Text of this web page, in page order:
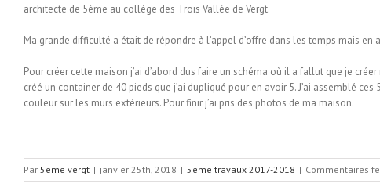
architecte de 5ème au collège des Trois Vallée de Vergt.
Ma grande difficulté a était de répondre à l’appel d’offre dans les temps mais
Pour créer cette maison j’ai d’abord dus faire un schéma où il a fallut que je
créé un container de 40 pieds que j’ai dupliqué pour en avoir 5. J’ai assemblé
couleur sur les murs extérieurs. Pour finir j’ai pris des photos de ma maison.
Par 5eme vergt | janvier 25th, 2018 | 5eme travaux 2017-2018 | Commentaires